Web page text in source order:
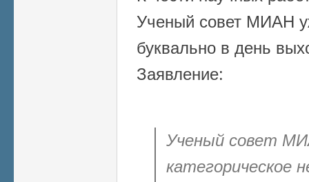
Ученый совет МИАН
буквально в день
Заявление:
Ученый совет
категорическое